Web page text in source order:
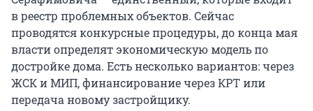
в реестр проблемных объектов. Сейчас
проводятся конкурсные процедуры, до конца мая
власти определят экономическую модель по
достройке дома. Есть несколько вариантов: через
ЖСК и МИП, финансирование через КРТ или
передача новому застройщику.